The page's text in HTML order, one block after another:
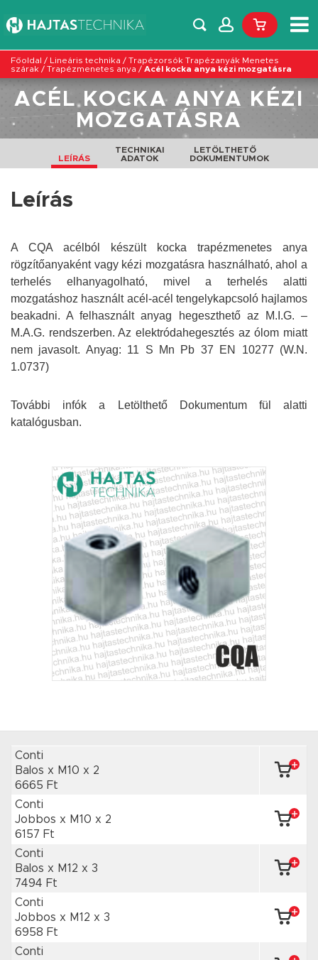
Főoldal / Lineáris technika / Trapézorsók Trapézanyák Menetes
szárak / Trapézmenetes anya / Acél kocka anya kézi mozgatásra
ACÉL KOCKA ANYA KÉZI
MOZGATÁSRA
LEÍRÁS
TECHNIKAI
ADATOK
LETÖLTHETŐ
DOKUMENTUMOK
Leírás
A CQA acélból készült kocka trapézmenetes anya
rögzítőanyaként vagy kézi mozgatásra használható, ahol a
terhelés elhanyagolható, mivel a terhelés alatti
mozgatáshoz használt acél-acél tengelykapcsoló hajlamos
beakadni. A felhasznált anyag hegeszthető az M.I.G. –
M.A.G. rendszerben. Az elektródahegesztés az ólom miatt
nem javasolt. Anyag: 11 S Mn Pb 37 EN 10277 (W.N.
1.0737)
További infók a Letölthető Dokumentum fül alatti
katalógusban.
Conti
Balos x M10 x 2
6665 Ft
Conti
Jobbos x M10 x 2
6157 Ft
Conti
Balos x M12 x 3
7494 Ft
Conti
Jobbos x M12 x 3
6958 Ft
Conti